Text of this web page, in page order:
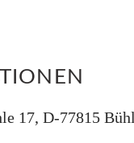
17, D-77815